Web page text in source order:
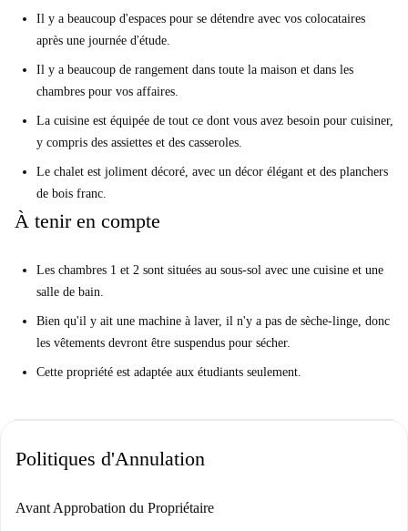
Il y a beaucoup d'espaces pour se détendre avec vos colocataires
après une journée d'étude.
Il y a beaucoup de rangement dans toute la maison et dans les
chambres pour vos affaires.
La cuisine est équipée de tout ce dont vous avez besoin pour cuisiner,
y compris des assiettes et des casseroles.
Le chalet est joliment décoré, avec un décor élégant et des planchers
de bois franc.
À tenir en compte
Les chambres 1 et 2 sont situées au sous-sol avec une cuisine et une
salle de bain.
Bien qu'il y ait une machine à laver, il n'y a pas de sèche-linge, donc
les vêtements devront être suspendus pour sécher.
Cette propriété est adaptée aux étudiants seulement.
Politiques d'Annulation
Avant Approbation du Propriétaire